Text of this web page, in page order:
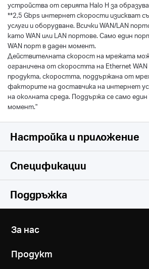
устройства от серията Halo H за
**2,5 Gbps интернет скорости изискват
услуги и оборудване. Всички WAN/LAN
като WAN или LAN портове. Само един
WAN порт в даден момент.
Действителната скорост на мрежата
ограничена от скоростта на Ethernet WAN
продукта, скоростта, поддържана от
факторите на доставчика на интернет
на околната среда. Поддържа се само един
момент."
Настройка и приложение
Simple and
Спецификации
Wireless
5 GHz: IEEE 802.11b/g/n/ac/ax/be
Рутер, Точка за достъп
Others
Поддръжка
За нас
Продукт